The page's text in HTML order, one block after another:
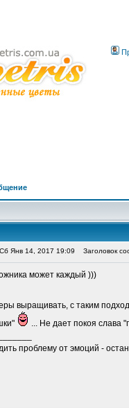
Янв 14, 2017 19:09 Заголовок
может каждый )))
выращивать, с таким
... Не дает покоя слава
проблему от эмоций -